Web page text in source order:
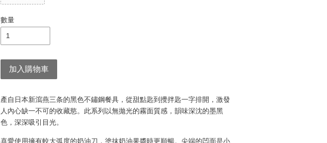
數量
加入購物車
產自日本新瀉燕三条的黑色不鏽鋼餐具，從甜點匙到攪拌匙一字排開，激發
人內心缺一不可的收藏慾。此系列以無拋光的霧面質感，韻味深沈的墨黑
色，深深吸引目光。
喜愛使用擁有較大弧度的奶油刀，塗抹奶油果醬時更順暢。尖端的凹面是小